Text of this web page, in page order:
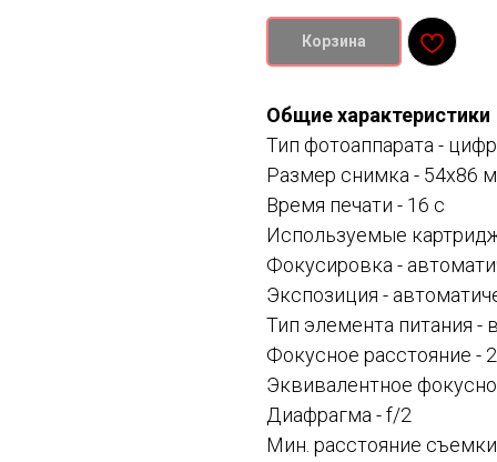
Корзина
Общие характеристики
Тип фотоаппарата -
Размер снимка - 54x86
Время печати - 16 с
Используемые
Фокусировка -
Экспозиция -
Тип элемента питания -
Фокусное расстояние -
Эквивалентное
Диафрагма - f/2
Мин. расстояние